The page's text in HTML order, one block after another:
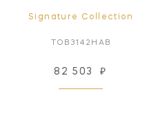
Signature Collection
TOB3142HAB
82 503 ₽